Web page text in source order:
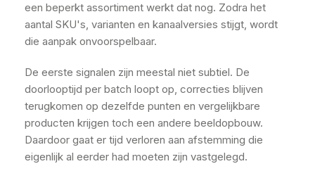
een beperkt assortiment werkt dat nog. Zodra het
aantal SKU's, varianten en kanaalversies stijgt, wordt
die aanpak onvoorspelbaar.
De eerste signalen zijn meestal niet subtiel. De
doorlooptijd per batch loopt op, correcties blijven
terugkomen op dezelfde punten en vergelijkbare
producten krijgen toch een andere beeldopbouw.
Daardoor gaat er tijd verloren aan afstemming die
eigenlijk al eerder had moeten zijn vastgelegd.